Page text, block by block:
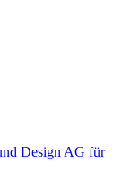
Design AG für